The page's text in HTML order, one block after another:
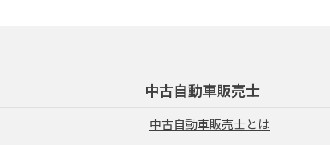
中古自動車販売士
中古自動車販売士とは